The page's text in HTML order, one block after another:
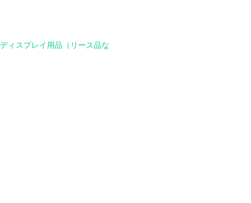
ディスプレイ用品（リース品な